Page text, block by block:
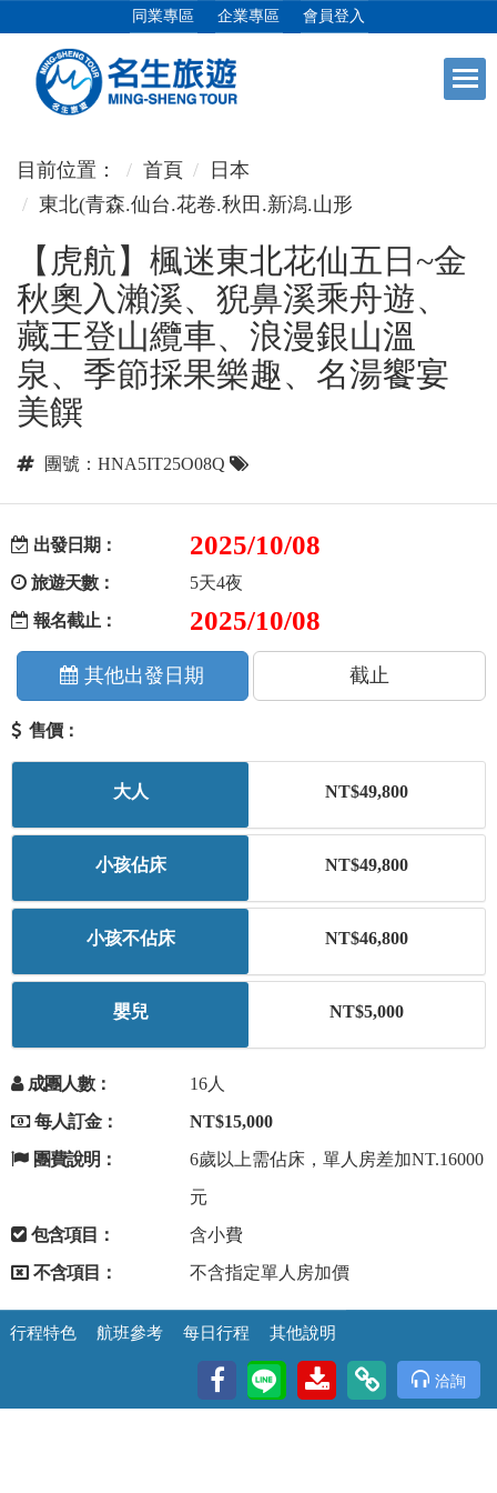
同業專區 企業專區 會員登入
日本專館
海島假期
韓國
東南亞
歐洲
客製化行程
目前位置： 首頁
日本
東北(青森.仙台.花卷.秋田.新潟.山形
【虎航】楓迷東北花仙五日~金
秋奧入瀨溪、猊鼻溪乘舟遊、
藏王登山纜車、浪漫銀山溫
泉、季節採果樂趣、名湯饗宴
美饌
團號：HNA5IT25O08Q
出發日期： 2025/10/08
旅遊天數：
5天4夜
報名截止：
2025/10/08
其他出發日期 截止
售價：
大人 NT$49,800
小孩佔床 NT$49,800
小孩不佔床 NT$46,800
嬰兒 NT$5,000
成團人數：
16人
每人訂金：
NT$15,000
團費說明：
6歲以上需佔床，單人房差加NT.16000
元
包含項目：
含小費
不含項目：
不含指定單人房加價
行程特色 航班參考 每日行程 其他說明
洽詢